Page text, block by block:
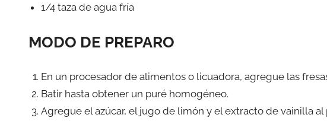
1/4 taza de agua fría
MODO DE PREPARO
En un procesador de alimentos o licuadora, agregue las
Batir hasta obtener un puré homogéneo.
Agregue el azúcar, el jugo de limón y el extracto de vainilla